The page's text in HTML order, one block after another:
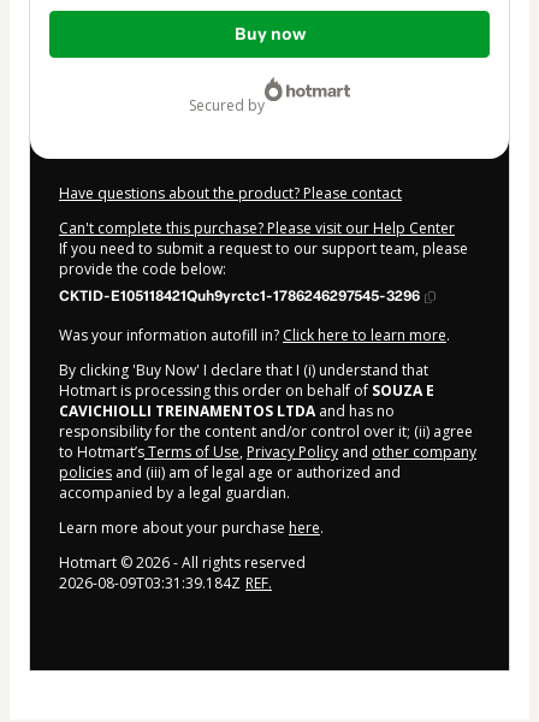
Total
Buy now
secured by
Have questions about the product? Please contact
Can't complete this purchase? Please visit our Help Center
If you need to submit a request to our support team, please
provide the code below:
CKTID-E105118421Quh9yrctc1-1786246297545-3296
Was your information autofill in? Click here to learn more.
By clicking 'Buy Now' I declare that I (i) understand that
Hotmart is processing this order on behalf of SOUZA E
CAVICHIOLLI TREINAMENTOS LTDAand has no
responsibility for the content and/or control over it; (ii) agree
to Hotmart’sTerms of Use, Privacy Policy and other company
policies and (iii) am of legal age or authorized and
accompanied by a legal guardian.
Learn more about your purchase here.
Hotmart ©2026- All rights reserved
2026-08-09T03:31:39.184Z REF.